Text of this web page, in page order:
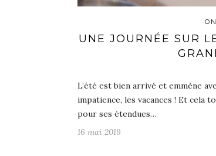
UNE JOURNÉE SUR
L’été est bien arrivé et emmène
impatience, les vacances ! Et cela
pour ses étendues…
16 mai 2019